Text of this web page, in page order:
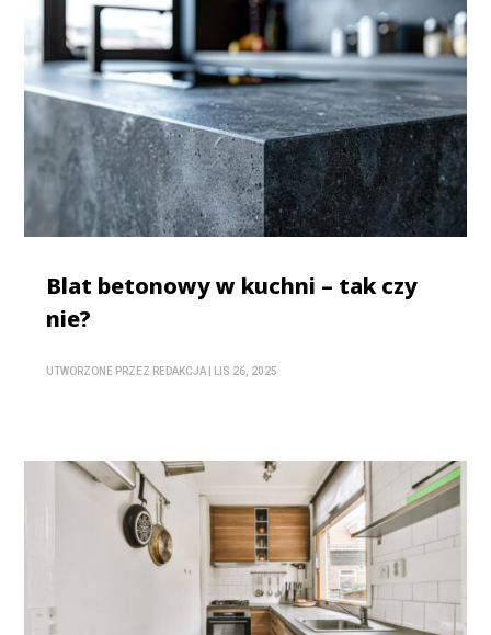
Blat betonowy w kuchni – tak czy
nie?
UTWORZONE PRZEZ REDAKCJA LIS 26, 2025